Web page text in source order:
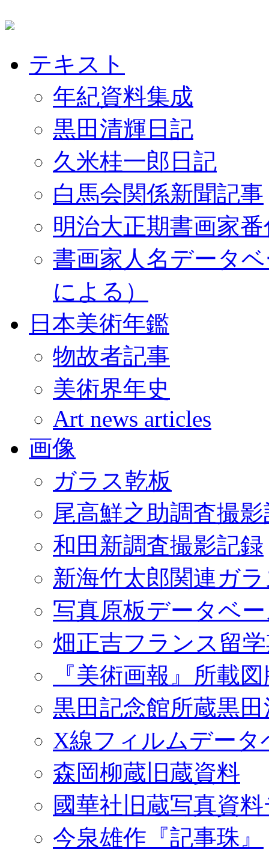
テキスト
年紀資料集成
黒田清輝日記
久米桂一郎日記
白馬会関係新聞記事
明治大正期書画家
書画家人名データ
による）
日本美術年鑑
物故者記事
美術界年史
Art news articles
画像
ガラス乾板
尾高鮮之助調査撮
和田新調査撮影記録
新海竹太郎関連ガ
写真原板データベ
畑正吉フランス留
『美術画報』所載
黒田記念館所蔵黒
X線フィルムデータ
森岡柳蔵旧蔵資料
國華社旧蔵写真資
今泉雄作『記事珠』